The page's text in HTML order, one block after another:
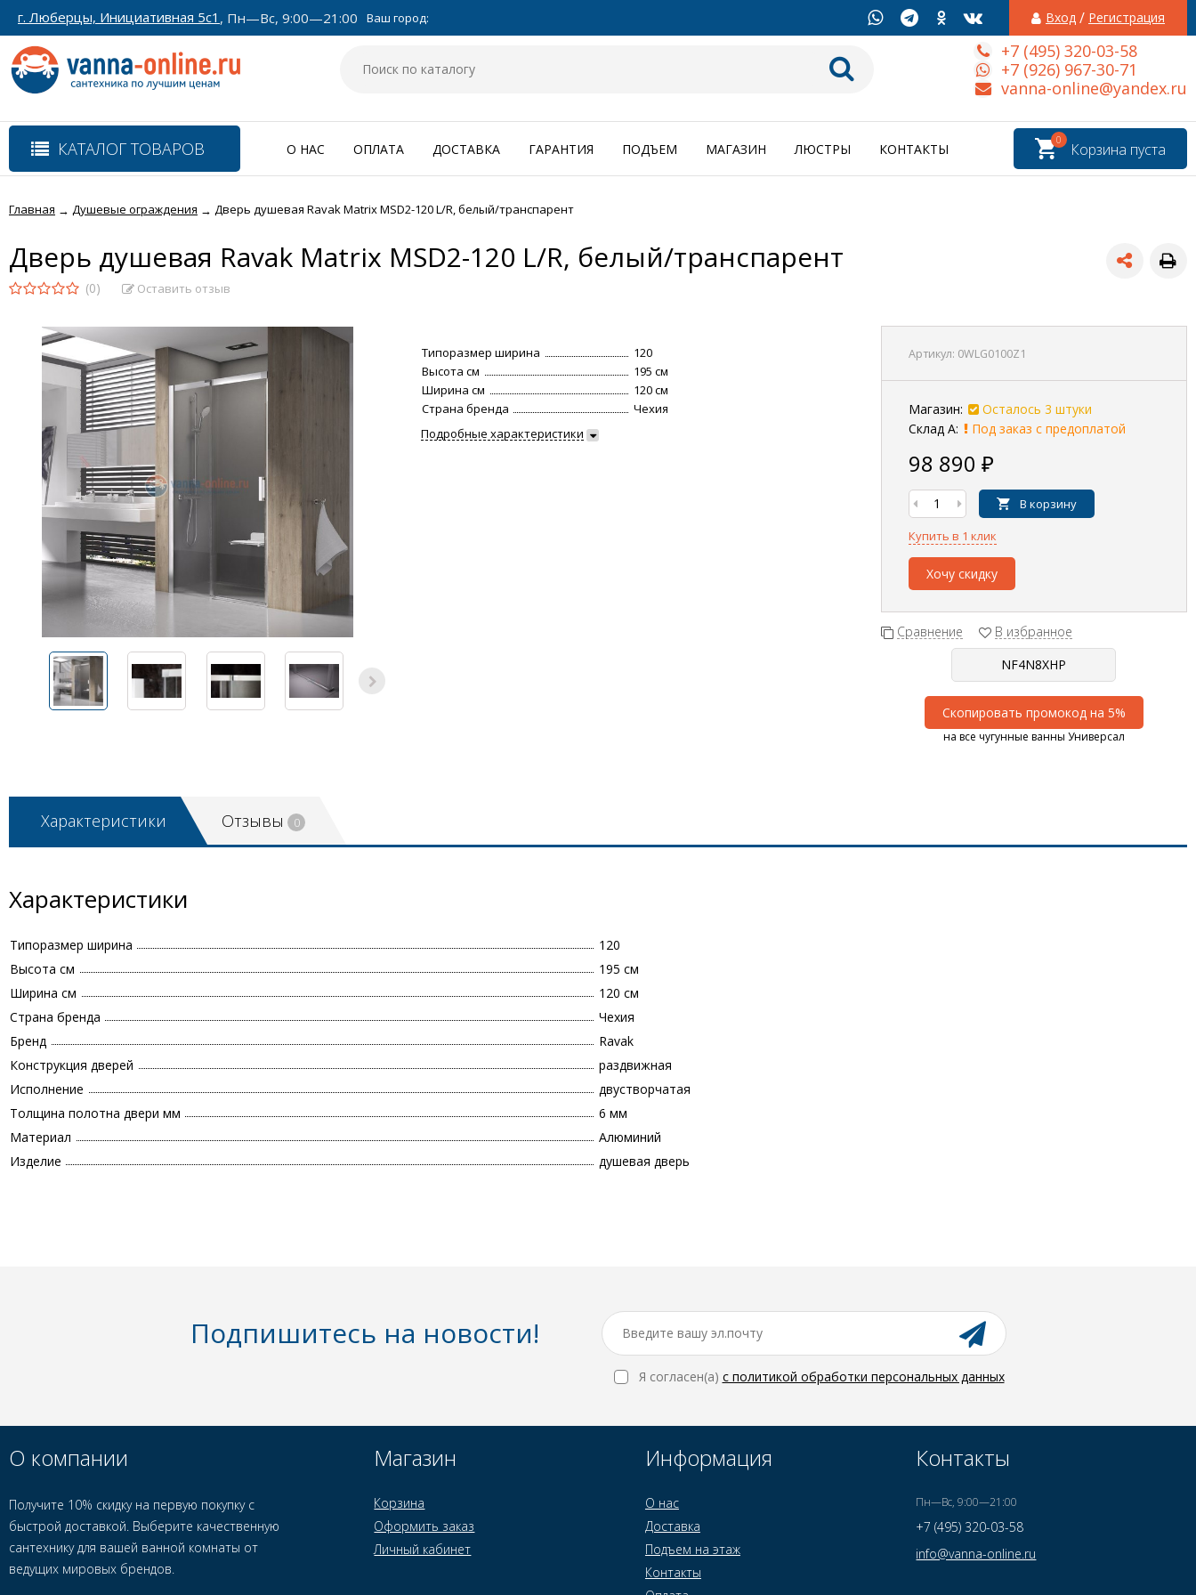
г. Люберцы, Инициативная 5с1 , Пн—Вс, 9:00—21:00 Ваш город: Вход / Регистрация
+7 (495) 320-03-58
+7 (926) 967-30-71
vanna-online@yandex.ru
КАТАЛОГ ТОВАРОВ Корзина пуста
0
О НАС ОПЛАТА ДОСТАВКА ГАРАНТИЯ ПОДЪЕМ МАГАЗИН ЛЮСТРЫ КОНТАКТЫ
Главная → Душевые ограждения → Дверь душевая Ravak Matrix MSD2-120 L/R, белый/транспарент
Дверь душевая Ravak Matrix MSD2-120 L/R, белый/транспарент
(0) Оставить отзыв
Артикул: 0WLG0100Z1
Магазин:
Осталось 3 штуки
Склад А:
Под заказ с предоплатой
98 890 ₽
В корзину
Купить в 1 клик
Хочу скидку
Сравнение В избранное
Скопировать промокод на 5%
на все чугунные ванны Универсал
Типоразмер ширина
120
Высота см
195 см
Ширина см
120 см
Страна бренда
Чехия
Подробные характеристики
Характеристики Отзывы 0
Характеристики
Типоразмер ширина
120
Высота см
195 см
Ширина см
120 см
Страна бренда
Чехия
Бренд
Ravak
Конструкция дверей
раздвижная
Исполнение
двустворчатая
Толщина полотна двери мм
6 мм
Материал
Алюминий
Изделие
душевая дверь
Подпишитесь на новости!
Я согласен(a) с политикой обработки персональных данных
О компании
Получите 10% скидку на первую покупку с
быстрой доставкой. Выберите качественную
сантехнику для вашей ванной комнаты от
ведущих мировых брендов.
Магазин
Корзина
Оформить заказ
Личный кабинет
Информация
О нас
Доставка
Подъем на этаж
Контакты
Контакты
Пн—Вс, 9:00—21:00
+7 (495) 320-03-58
info@vanna-online.ru